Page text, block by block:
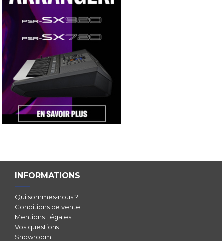
INFORMATIONS
Qui sommes-nous ?
Conditions de vente
Mentions Légales
Vos questions
Showroom